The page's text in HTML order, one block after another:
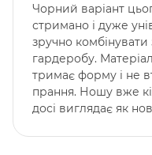
Чорний варіант
стримано і дуже
зручно
гардеробу.
тримає форму і не
прання. Ношу вже
досі виглядає як